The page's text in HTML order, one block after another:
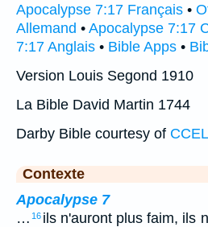
Apocalypse 7:17 Français •
Allemand • Apocalypse 7:17
7:17 Anglais • Bible Apps •
Version Louis Segond 1910
La Bible David Martin 1744
Darby Bible courtesy of
Contexte
Apocalypse 7
… 16 ils n'auront plus faim, ils